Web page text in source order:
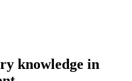
knowledge in